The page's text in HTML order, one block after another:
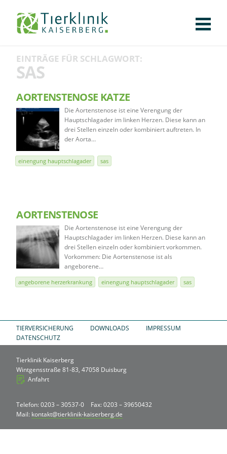
KLINIK
CHIRURGIE
AUGENHEILKUNDE
KARDIOLOGIE
BILDGEBUNG
INNERE MEDIZIN
WEITERE
AKTUELLES
LEXIKON
KONTAKT
Tierklinik
Kaiserberg
EINTRÄGE FÜR SCHLAGWORT:
SAS
AORTENSTENOSE KATZE
Die Aortenstenose ist eine Verengung der
Hauptschlagader im linken Herzen. Diese kann an
drei Stellen einzeln oder kombiniert auftreten. In
der Aorta…
einengung hauptschlagader sas
AORTENSTENOSE
Die Aortenstenose ist eine Verengung der
Hauptschlagader im linken Herzen. Diese kann an
drei Stellen einzeln oder kombiniert vorkommen.
Vorkommen: Die Aortenstenose ist als
angeborene…
angeborene herzerkrankung einengung hauptschlagader sas
TIERVERSICHERUNG DOWNLOADS
IMPRESSUM
DATENSCHUTZ
Tierklinik Kaiserberg
Wintgensstraße 81-83, 47058 Duisburg
Anfahrt
Telefon: 0203 – 30537-0
Fax: 0203 – 39650432
Mail: kontakt@tierklinik-kaiserberg.de